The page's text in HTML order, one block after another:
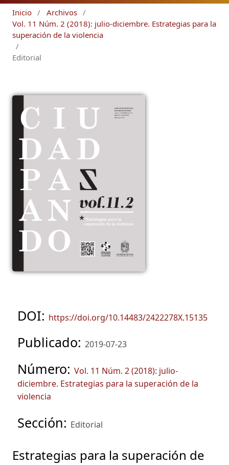
Inicio / Archivos /
Vol. 11 Núm. 2 (2018): julio-diciembre. Estrategias para la
superación de la violencia
/
Editorial
DOI: https://doi.org/10.14483/2422278X.15135
Publicado: 2019-07-23
Número: Vol. 11 Núm. 2 (2018): julio-
diciembre. Estrategias para la superación de la
violencia
Sección: Editorial
Estrategias para la superación de